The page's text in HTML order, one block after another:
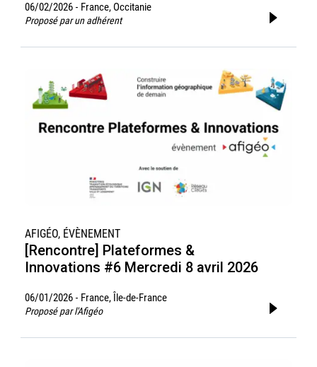
06/02/2026 - France, Occitanie
Proposé par un adhérent
AFIGÉO, ÉVÈNEMENT
[Rencontre] Plateformes &
Innovations #6 Mercredi 8 avril 2026
06/01/2026 - France, Île-de-France
Proposé par l'Afigéo